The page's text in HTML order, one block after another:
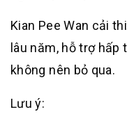
Kian Pee Wan cải
lâu năm, hỗ trợ
không nên bỏ qua.
Lưu ý: